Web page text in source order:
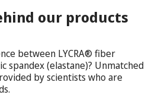
our products
between LYCRA® fiber
spandex (elastane)? Unmatched
by scientists who are